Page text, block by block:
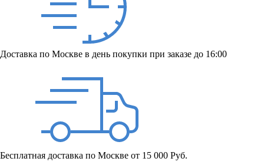
Доставка по Москве в день покупки при заказе до 16:00
Бесплатная доставка по Москве от 15 000 Руб.